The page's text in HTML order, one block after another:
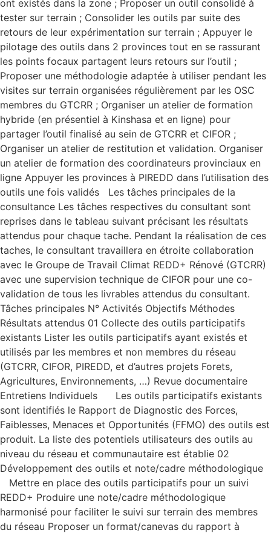
ont existés dans la zone ; Proposer un outil consolidé à
tester sur terrain ; Consolider les outils par suite des
retours de leur expérimentation sur terrain ; Appuyer le
pilotage des outils dans 2 provinces tout en se rassurant
les points focaux partagent leurs retours sur l’outil ;
Proposer une méthodologie adaptée à utiliser pendant les
visites sur terrain organisées régulièrement par les OSC
membres du GTCRR ; Organiser un atelier de formation
hybride (en présentiel à Kinshasa et en ligne) pour
partager l’outil finalisé au sein de GTCRR et CIFOR ;
Organiser un atelier de restitution et validation. Organiser
un atelier de formation des coordinateurs provinciaux en
ligne Appuyer les provinces à PIREDD dans l’utilisation des
outils une fois validés Les tâches principales de la
consultance Les tâches respectives du consultant sont
reprises dans le tableau suivant précisant les résultats
attendus pour chaque tache. Pendant la réalisation de ces
taches, le consultant travaillera en étroite collaboration
avec le Groupe de Travail Climat REDD+ Rénové (GTCRR)
avec une supervision technique de CIFOR pour une co-
validation de tous les livrables attendus du consultant.
Tâches principales N° Activités Objectifs Méthodes
Résultats attendus 01 Collecte des outils participatifs
existants Lister les outils participatifs ayant existés et
utilisés par les membres et non membres du réseau
(GTCRR, CIFOR, PIREDD, et d’autres projets Forets,
Agricultures, Environnements, …) Revue documentaire
Entretiens Individuels Les outils participatifs existants
sont identifiés le Rapport de Diagnostic des Forces,
Faiblesses, Menaces et Opportunités (FFMO) des outils est
produit. La liste des potentiels utilisateurs des outils au
niveau du réseau et communautaire est établie 02
Développement des outils et note/cadre méthodologique
Mettre en place des outils participatifs pour un suivi
REDD+ Produire une note/cadre méthodologique
harmonisé pour faciliter le suivi sur terrain des membres
du réseau Proposer un format/canevas du rapport à